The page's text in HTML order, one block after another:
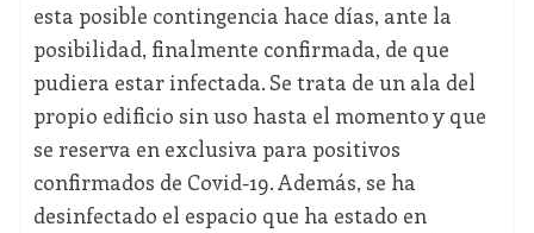
esta posible contingencia hace días, ante la
posibilidad, finalmente confirmada, de que
pudiera estar infectada. Se trata de un ala del
propio edificio sin uso hasta el momento y que
se reserva en exclusiva para positivos
confirmados de Covid-19. Además, se ha
desinfectado el espacio que ha estado en